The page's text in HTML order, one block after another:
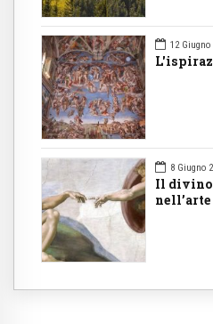
12 Giugno
8 Giugno
Il divino
nell’arte